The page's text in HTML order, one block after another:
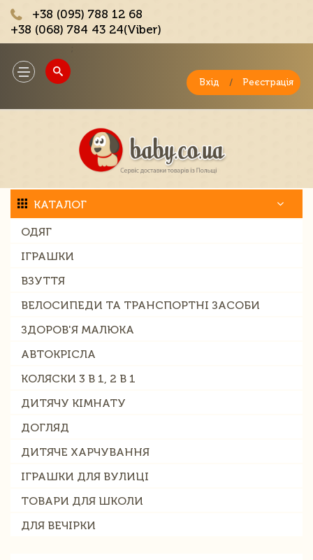
+38 (095) 788 12 68
+38 (068) 784 43 24(Viber)
Toggle
navigation
Вхід / Реєстрація
КАТАЛОГ
ОДЯГ
ІГРАШКИ
ВЗУТТЯ
ВЕЛОСИПЕДИ ТА ТРАНСПОРТНІ ЗАСОБИ
ЗДОРОВ'Я МАЛЮКА
АВТОКРІСЛА
КОЛЯСКИ 3 В 1, 2 В 1
ДИТЯЧУ КІМНАТУ
ДОГЛЯД
ДИТЯЧЕ ХАРЧУВАННЯ
ІГРАШКИ ДЛЯ ВУЛИЦІ
ТОВАРИ ДЛЯ ШКОЛИ
ДЛЯ ВЕЧІРКИ